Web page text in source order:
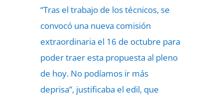
“Tras el trabajo de los técnicos, se
convocó una nueva comisión
extraordinaria el 16 de octubre para
poder traer esta propuesta al pleno
de hoy. No podíamos ir más
deprisa”, justificaba el edil, que